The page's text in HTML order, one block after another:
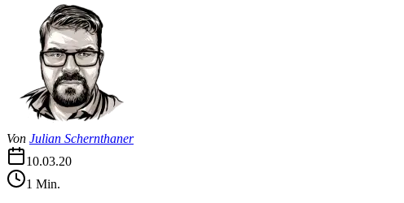
Von Julian Schernthaner
10.03.20
1 Min.